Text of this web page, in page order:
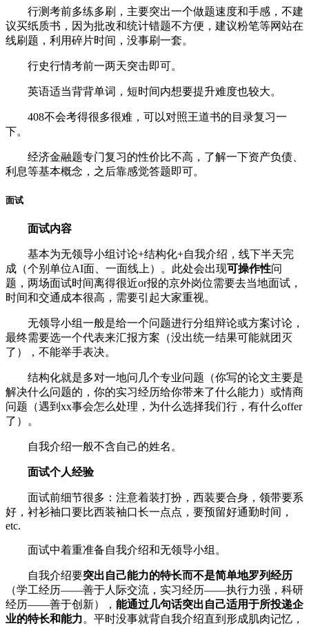
行测考前多练多刷，主要突出一个做题速度和手感，不建
议买纸质书，因为批改和统计错题不方便，建议粉笔等网站在
线刷题，利用碎片时间，没事刷一套。
行史行情考前一两天突击即可。
英语适当背背单词，短时间内想要提升难度也较大。
408不会考得很多很难，可以对照王道书的目录复习一
下。
经济金融题专门复习的性价比不高，了解一下资产负债、
利息等基本概念，之后靠感觉答题即可。
面试
面试内容
基本为无领导小组讨论+结构化+自我介绍，线下半天完
成（个别单位AI面、一面线上）。此处会出现可操作性问
题，两场面试时间离得很近or报的京外岗位需要去当地面试，
时间和交通成本很高，需要引起大家重视。
无领导小组一般是给一个问题进行分组辩论或方案讨论，
最终需要选一个代表来汇报方案（没出统一结果可能就团灭
了），不能举手表决。
结构化就是多对一地问几个专业问题（你写的论文主要是
解决什么问题的，你的实习经历给你带来了什么能力）或情商
问题（遇到xx事会怎么处理，为什么选择我们行，有什么offer
了）。
自我介绍一般不含自己的姓名。
面试个人经验
面试前细节很多：注意着装打扮，西装要合身，领带要系
好，衬衫袖口要比西装袖口长一点点，要预留好通勤时间，
etc.
面试中着重准备自我介绍和无领导小组。
自我介绍要突出自己能力的特长而不是简单地罗列经历
（学工经历——善于人际交流，实习经历——执行力强，科研
经历——善于创新）， 能通过几句话突出自己适用于所投递企
业的特长和能力。平时没事就背自我介绍直到形成肌肉记忆，